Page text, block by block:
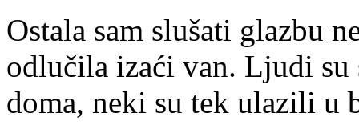
Ostala sam slušati glazbu
odlučila izaći van. Ljudi
doma, neki su tek ulazili u